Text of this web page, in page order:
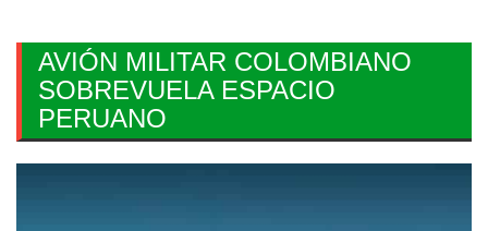
AVIÓN MILITAR COLOMBIANO
SOBREVUELA ESPACIO
PERUANO